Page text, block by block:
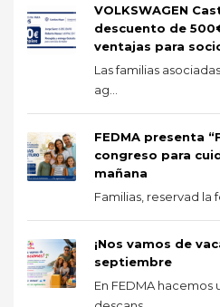
VOLKSWAGEN
descuento de
ventajas para
Las familias
ag...
FEDMA presenta
congreso para
mañana
Familias, reservad la
¡Nos vamos de
septiembre
En FEDMA hacemos